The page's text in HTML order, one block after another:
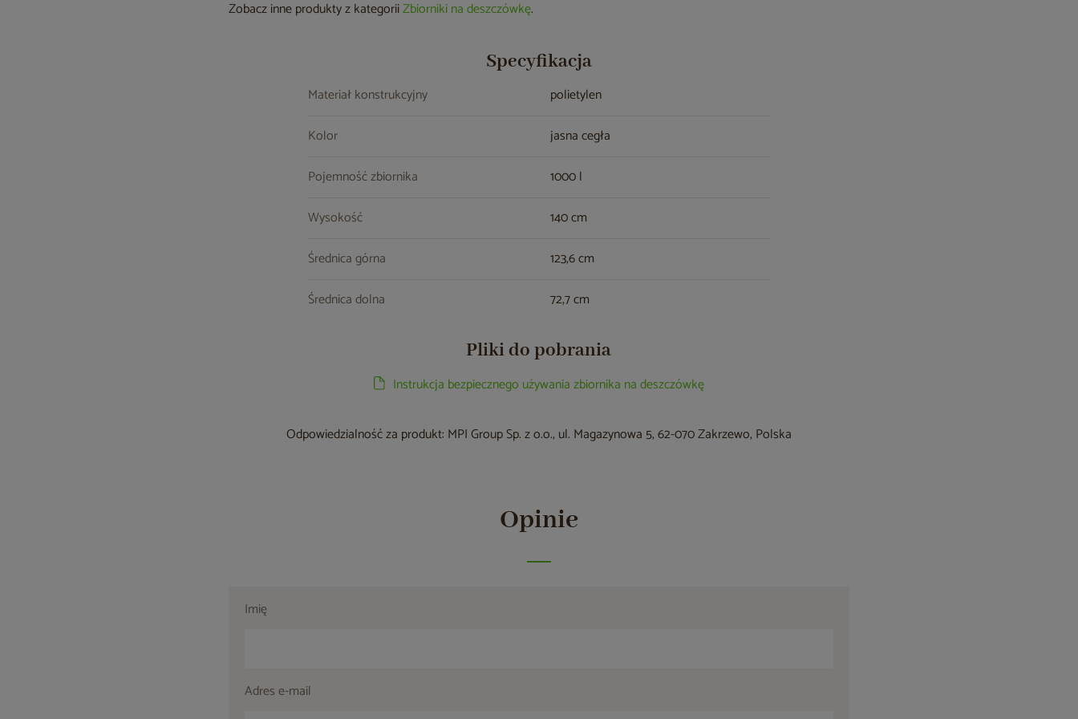
Zobacz inne produkty z kategoriiZbiorniki na deszczówkę.
Specyfikacja
Materiał konstrukcyjny
polietylen
Kolor
jasna cegła
Pojemność zbiornika
1000 l
Wysokość
140 cm
Średnica górna
123,6 cm
Średnica dolna
72,7 cm
Pliki do pobrania
Instrukcja bezpiecznego używania zbiornika na deszczówkę
Odpowiedzialność za produkt: MPI Group Sp. z o.o., ul. Magazynowa 5, 62-070 Zakrzewo, Polska
Opinie
Imię
Adres e-mail